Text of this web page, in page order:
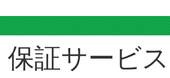
ー大容量)ブラザー[brother]互換インクカートリッジ
ブラザー